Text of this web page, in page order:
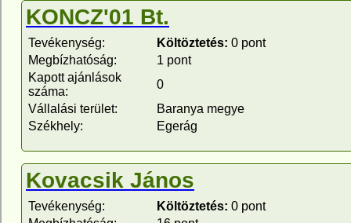
KONCZ'01 Bt.
Tevékenység: Költöztetés: 0 pont
Megbízhatóság:
1 pont
Kapott ajánlások
száma:
0
Vállalási terület:
Baranya megye
Székhely:
Egerág
Kovacsik János
Tevékenység: Költöztetés: 0 pont